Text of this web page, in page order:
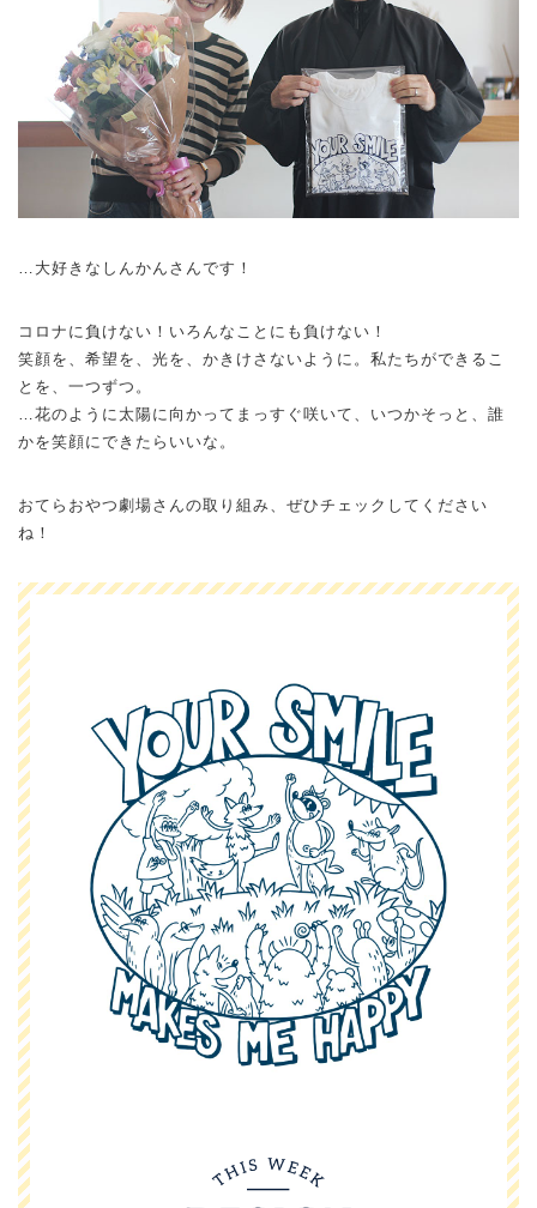
…大好きなしんかんさんです！
コロナに負けない！いろんなことにも負けない！
笑顔を、希望を、光を、かきけさないように。私たちができるこ
とを、一つずつ。
…花のように太陽に向かってまっすぐ咲いて、いつかそっと、誰
かを笑顔にできたらいいな。
おてらおやつ劇場さんの取り組み、ぜひチェックしてください
ね！